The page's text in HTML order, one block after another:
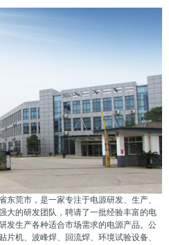
东莞市，是一家专注于电源研发、生产、
大的研发团队，聘请了一批经验丰富的电
发生产各种适合市场需求的电源产品。公
机、波峰焊、回流焊、环境试验设备、